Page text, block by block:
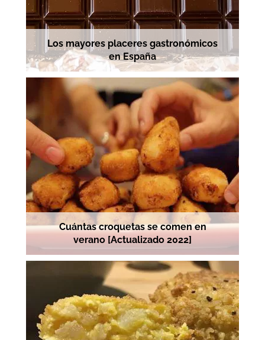
Los mayores placeres gastronómicos
en España
Cuántas croquetas se comen en
verano [Actualizado 2022]